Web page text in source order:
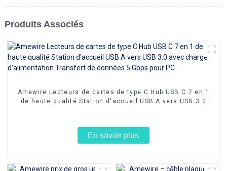
Produits Associés
Amewire Lecteurs de cartes de type C Hub USB C 7 en 1
de haute qualité Station d'accueil USB A vers USB 3.0
En savoir plus